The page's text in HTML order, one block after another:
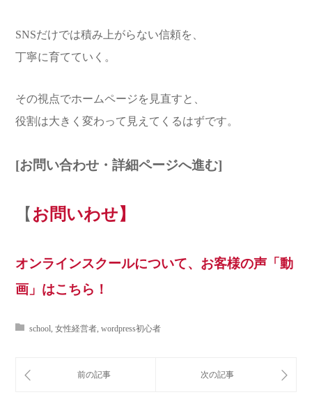
SNSだけでは積み上がらない信頼を、
丁寧に育てていく。
その視点でホームページを見直すと、
役割は大きく変わって見えてくるはずです。
[お問い合わせ・詳細ページへ進む]
【お問いわせ】
オンラインスクールについて、お客様の声「動
画」はこちら！
school, 女性経営者, wordpress初心者